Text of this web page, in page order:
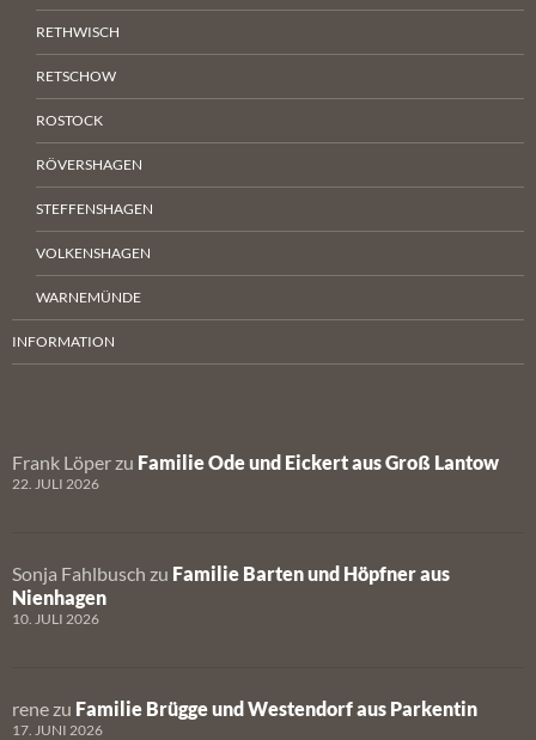
RETHWISCH
RETSCHOW
ROSTOCK
RÖVERSHAGEN
STEFFENSHAGEN
VOLKENSHAGEN
WARNEMÜNDE
INFORMATION
Frank Löper zu Familie Ode und Eickert aus Groß Lantow
22. JULI 2026
Sonja Fahlbusch zu Familie Barten und Höpfner aus
Nienhagen
10. JULI 2026
rene zu Familie Brügge und Westendorf aus Parkentin
17. JUNI 2026